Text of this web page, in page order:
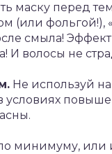
маску перед
(или
смыла!
И волосы не
Не используй
условиях
минимуму,